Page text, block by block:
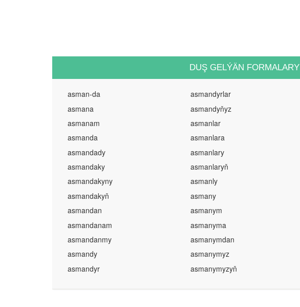
DUŞ GELÝÄN FORMALARY
asman-da
asmana
asmanam
asmanda
asmandady
asmandaky
asmandakyny
asmandakyň
asmandan
asmandanam
asmandanmy
asmandy
asmandyr
asmandyrlar
asmandyňyz
asmanlar
asmanlara
asmanlary
asmanlaryň
asmanly
asmany
asmanym
asmanyma
asmanymdan
asmanymyz
asmanymyzyň